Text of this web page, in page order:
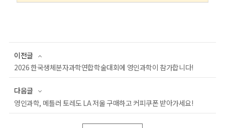
이전글
2026 한국생체분자과학연합학술대회에 영인과학이 참가합니다!
다음글
영인과학, 메틀러 토레도 LA 저울 구매하고 커피쿠폰 받아가세요!